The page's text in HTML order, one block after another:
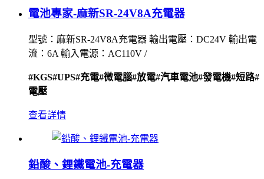
電池專家-麻新SR-24V8A充電器
型號：麻新SR-24V8A充電器 輸出電壓：DC24V 輸出電
流：6A 輸入電源：AC110V /
#KGS#UPS#充電#微電腦#放電#汽車電池#發電機#短路#
電壓
查看詳情
鉛酸、鋰鐵電池-充電器